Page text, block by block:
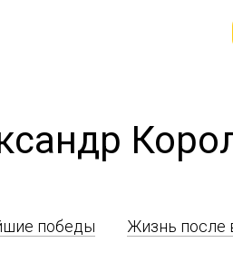
победы Жизнь после